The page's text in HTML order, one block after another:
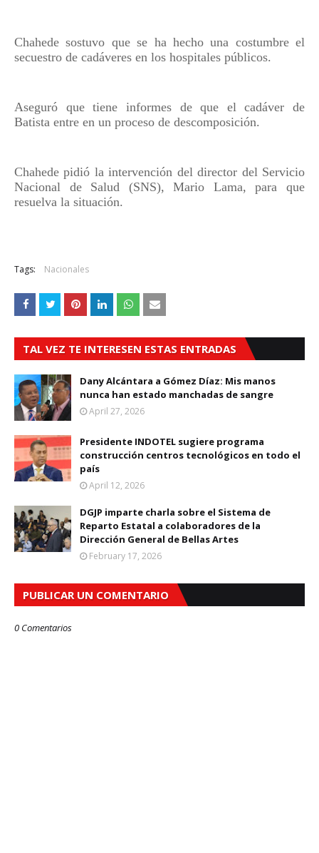
Chahede sostuvo que se ha hecho una costumbre el
secuestro de cadáveres en los hospitales públicos.
Aseguró que tiene informes de que el cadáver de
Batista entre en un proceso de descomposición.
Chahede pidió la intervención del director del Servicio
Nacional de Salud (SNS), Mario Lama, para que
resuelva la situación.
Tags: Nacionales
TAL VEZ TE INTERESEN ESTAS ENTRADAS
Dany Alcántara a Gómez Díaz: Mis manos
nunca han estado manchadas de sangre
April 27, 2026
Presidente INDOTEL sugiere programa
construcción centros tecnológicos en todo el
país
April 12, 2026
DGJP imparte charla sobre el Sistema de
Reparto Estatal a colaboradores de la
Dirección General de Bellas Artes
February 17, 2026
PUBLICAR UN COMENTARIO
0 Comentarios